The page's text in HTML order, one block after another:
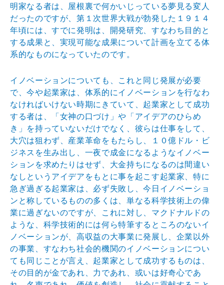
明家なる者は、屋根裏で何かいじっている夢見る変人
だったのですが、第１次世界大戦が勃発した１９１４
年頃には、すでに発明は、開発研究、すなわち目的と
する成果と、実現可能な成果について計画を立てる体
系的なものになっていたのです。
イノベーションについても、これと同じ発展が必要
で、今や起業家は、体系的にイノベーションを行なわ
なければいけない時期にきていて、起業家として成功
する者は、「女神の口づけ」や「アイデアのひらめ
き」を持っていないだけでなく、彼らは仕事をして、
大穴は狙わず、産業革命をもたらし、１０億ドル・ビ
ジネスを生み出し、一夜で成金になるようなイノベー
ションを求めたりはせず、大金持ちになるのは間違い
なしというアイデアをもとに事を起こす起業家、特に
急ぎ過ぎる起業家は、必ず失敗し、今日イノベーショ
ンと称しているものの多くは、単なる科学技術上の偉
業に過ぎないのですが、これに対し、マクドナルドの
ような、科学技術的には何ら特筆するところのないイ
ノベーションが、高収益の大事業に発展し、企業以外
の事業、すなわち社会的機関のイノベーションについ
ても同じことが言え、起業家として成功するものは、
その目的が金であれ、力であれ、或いは好奇心であ